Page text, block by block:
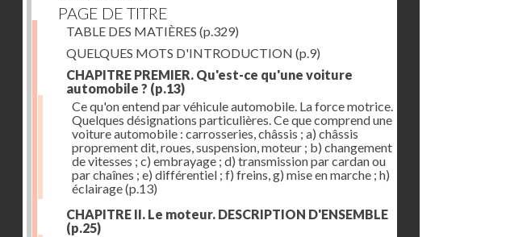
PAGE DE TITRE
TABLE DES MATIÈRES (p.329)
QUELQUES MOTS D'INTRODUCTION (p.9)
CHAPITRE PREMIER. Qu'est-ce qu'une voiture
automobile ? (p.13)
Ce qu'on entend par véhicule automobile. La force motrice.
Quelques désignations particulières. Ce que comprend une
voiture automobile : carrosseries, châssis ; a) châssis
proprement dit, roues, suspension, moteur ; b) changement
de vitesses ; c) embrayage ; d) transmission par cardan ou
par chaînes ; e) différentiel ; f) freins, g) mise en marche ; h)
éclairage(p.13)
CHAPITRE II. Le moteur. DESCRIPTION D'ENSEMBLE
(p.25)